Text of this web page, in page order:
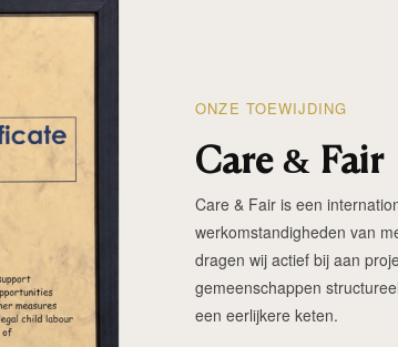
ONZE TOEWIJDING
Care & Fair
Care & Fair is een
werkomstandigheden van
dragen wij actief bij aan
gemeenschappen
een eerlijkere keten.